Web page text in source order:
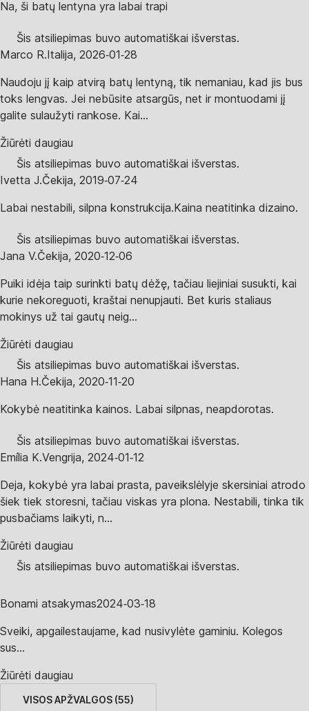
Na, ši batų lentyna yra labai trapi
Šis atsiliepimas buvo automatiškai išverstas.
Marco R.Italija, 2026‑01‑28
Naudoju jį kaip atvirą batų lentyną, tik nemaniau, kad jis bus
toks lengvas. Jei nebūsite atsargūs, net ir montuodami jį
galite sulaužyti rankose. Kai...
Žiūrėti daugiau
Šis atsiliepimas buvo automatiškai išverstas.
Ivetta J.Čekija, 2019‑07‑24
Labai nestabili, silpna konstrukcija.Kaina neatitinka dizaino.
Šis atsiliepimas buvo automatiškai išverstas.
Jana V.Čekija, 2020‑12‑06
Puiki idėja taip surinkti batų dėžę, tačiau liejiniai susukti, kai
kurie nekoreguoti, kraštai nenupjauti. Bet kuris staliaus
mokinys už tai gautų neig...
Žiūrėti daugiau
Šis atsiliepimas buvo automatiškai išverstas.
Hana H.Čekija, 2020‑11‑20
Kokybė neatitinka kainos. Labai silpnas, neapdorotas.
Šis atsiliepimas buvo automatiškai išverstas.
Emília K.Vengrija, 2024‑01‑12
Deja, kokybė yra labai prasta, paveikslėlyje skersiniai atrodo
šiek tiek storesni, tačiau viskas yra plona. Nestabili, tinka tik
pusbačiams laikyti, n...
Žiūrėti daugiau
Šis atsiliepimas buvo automatiškai išverstas.
Bonami atsakymas2024‑03‑18
Sveiki, apgailestaujame, kad nusivylėte gaminiu. Kolegos
sus...
Žiūrėti daugiau
VISOS APŽVALGOS (55)